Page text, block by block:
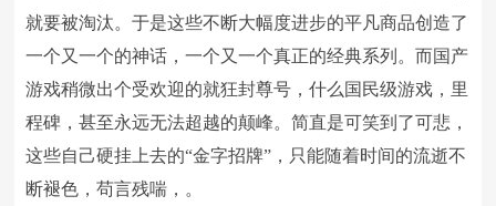
就要被淘汰。于是这些不断大幅度进步的平凡商品创造了
一个又一个的神话，一个又一个真正的经典系列。而国产
游戏稍微出个受欢迎的就狂封尊号，什么国民级游戏，里
程碑，甚至永远无法超越的颠峰。简直是可笑到了可悲，
这些自己硬挂上去的“金字招牌”，只能随着时间的流逝不
断褪色，苟言残喘，。